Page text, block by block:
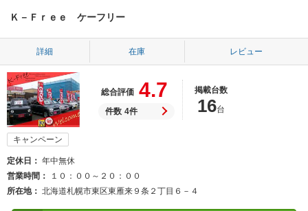
Ｋ－Ｆｒｅｅ ケーフリー
詳細 在庫 レビュー
総合評価 4.7
件数 4件
掲載台数
16台
キャンペーン
定休日
年中無休
営業時間
１０：００～２０：００
所在地
北海道札幌市東区東雁来９条２丁目６－４